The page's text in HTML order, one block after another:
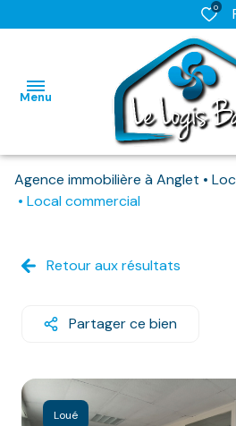
0
Menu
L'AGENCE
DISPONIBLES
PRO
BIENS
LOUES
PRO
NOS
Agence immobilière à Anglet
Local commercial
Retour aux résultats
Partager ce bien
Loué